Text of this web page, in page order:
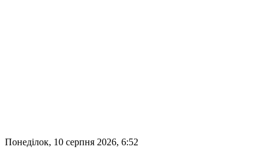
Понеділок, 10 серпня 2026, 6:52